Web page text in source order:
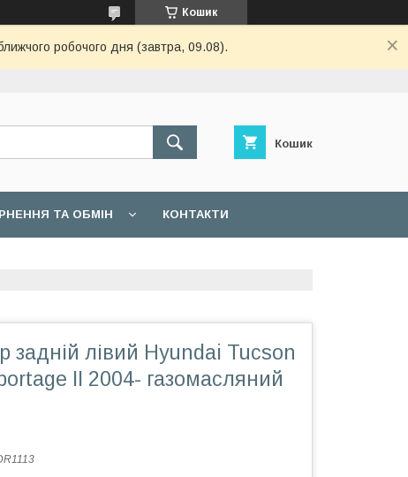
Кошик
робочого дня (завтра, 09.08).
Кошик
ТА ОБМІН КОНТАКТИ
задній лівий Hyundai Tucson
II 2004- газомасляний